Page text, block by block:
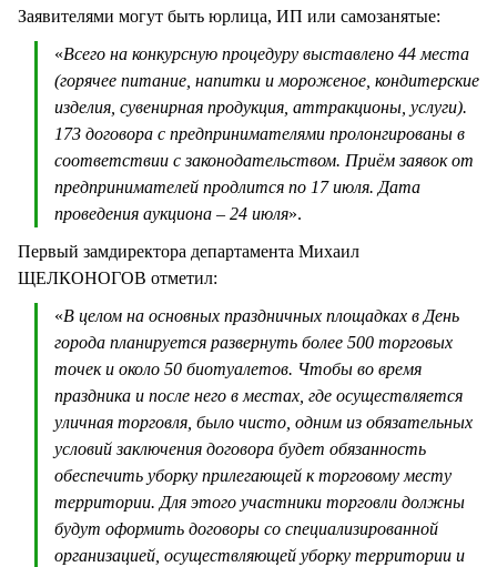
Заявителями могут быть юрлица, ИП или самозанятые:
«Всего на конкурсную процедуру выставлено 44 места
(горячее питание, напитки и мороженое, кондитерские
изделия, сувенирная продукция, аттракционы, услуги).
173 договора с предпринимателями пролонгированы в
соответствии с законодательством. Приём заявок от
предпринимателей продлится по 17 июля. Дата
проведения аукциона – 24 июля».
Первый замдиректора департамента Михаил
ЩЕЛКОНОГОВ отметил:
«В целом на основных праздничных площадках в День
города планируется развернуть более 500 торговых
точек и около 50 биотуалетов. Чтобы во время
праздника и после него в местах, где осуществляется
уличная торговля, было чисто, одним из обязательных
условий заключения договора будет обязанность
обеспечить уборку прилегающей к торговому месту
территории. Для этого участники торговли должны
будут оформить договоры со специализированной
организацией, осуществляющей уборку территории и